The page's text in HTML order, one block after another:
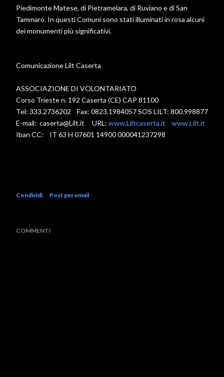
Piedimonte Matese, di Pietramelara, di Ruviano e di San
Tammaro. In questi Comuni sono stati illuminati in rosa alcuni
dei monumenti più significativi.
Comunicazione Lilt Caserta
ASSOCIAZIONE DI VOLONTARIATO
Corso Trieste n. 192 Caserta (CE) CAP 81100
Tel: 333.2736202 Fax: 0823.1984057 SOS LILT: 800.998877
E-mail: caserta@Lilt.it URL: www.Liltcaserta.it
www.Lilt.it
Iban CC: IT 63 H 07601 14900 000041237298
Condividi Post per email
COMMENTI